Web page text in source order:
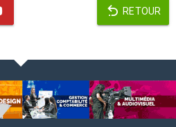
RETOUR